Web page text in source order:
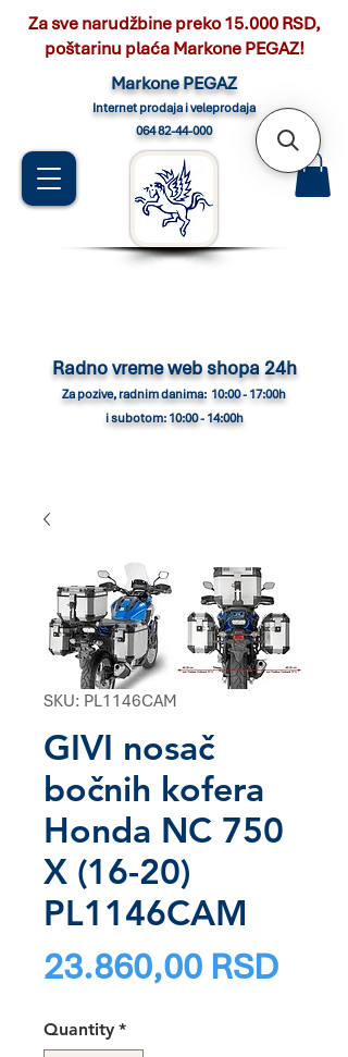
Markone PEGAZ
Internet prodaja i veleprodaja
064 82-44-000
Radno vreme web shopa 24h
Za pozive, radnim danima: 10:00 - 17:00h
i subotom: 10:00 - 14:00h
Za sve narudžbine preko 15.000 RSD,
poštarinu plaća Markone PEGAZ!
SKU: PL1146CAM
GIVI nosač
bočnih kofera
Honda NC 750
X (16-20)
PL1146CAM
23.860,00 RSDPrice
Quantity *